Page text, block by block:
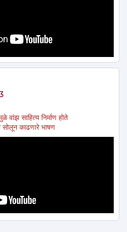
वांझ साहित्य निर्माण होते
सोलून काढणारे भाषण